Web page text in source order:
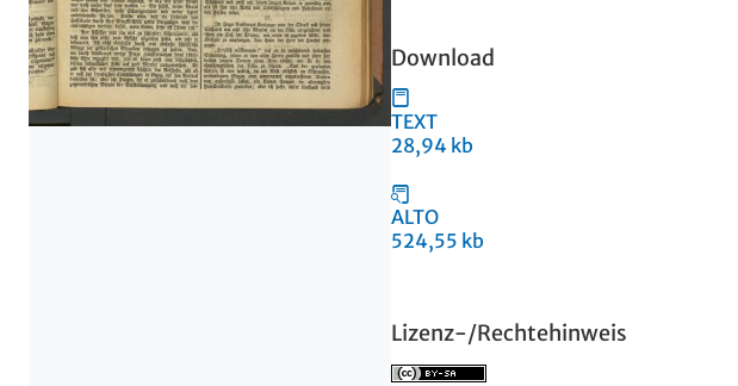
Download
TEXT
28,94 kb
ALTO
524,55 kb
Lizenz-/Rechtehinweis